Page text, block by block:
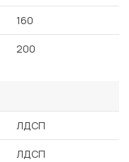
160
200
ЛДСП
ЛДСП